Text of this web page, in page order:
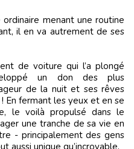
il en va autrement de ses
de voiture qui l’a plongé
un don des plus
de la nuit et ses rêves
En fermant les yeux et en se
le voilà propulsé dans le
une tranche de sa vie en
- principalement des gens
aussi unique qu’incroyable.